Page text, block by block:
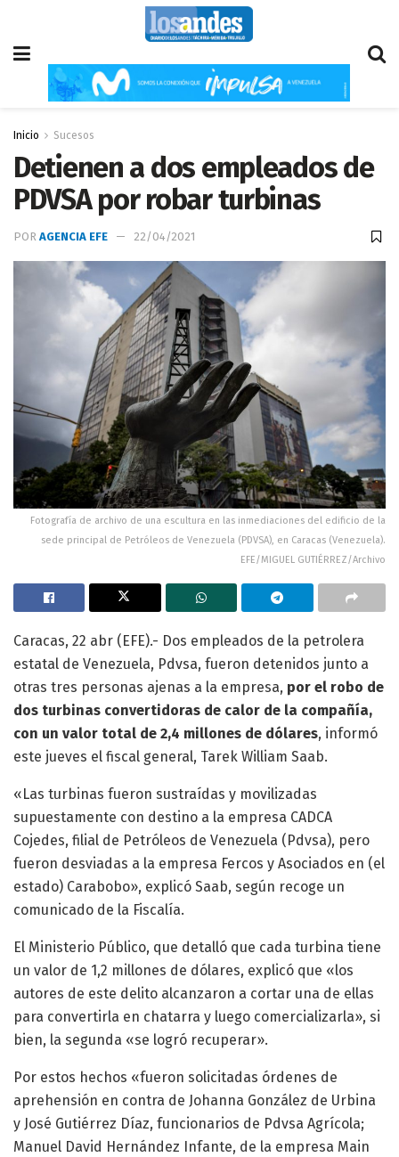
Inicio Sucesos
Detienen a dos empleados de
PDVSA por robar turbinas
POR AGENCIA EFE 22/04/2021
Fotografía de archivo de una escultura en las inmediaciones del edificio de la
sede principal de Petróleos de Venezuela (PDVSA), en Caracas (Venezuela).
EFE/MIGUEL GUTIÉRREZ/Archivo
Caracas, 22 abr (EFE).- Dos empleados de la petrolera
estatal de Venezuela, Pdvsa, fueron detenidos junto a
otras tres personas ajenas a la empresa, por el robo de
dos turbinas convertidoras de calor de la compañía,
con un valor total de 2,4 millones de dólares, informó
este jueves el fiscal general, Tarek William Saab.
«Las turbinas fueron sustraídas y movilizadas
supuestamente con destino a la empresa CADCA
Cojedes, filial de Petróleos de Venezuela (Pdvsa), pero
fueron desviadas a la empresa Fercos y Asociados en (el
estado) Carabobo», explicó Saab, según recoge un
comunicado de la Fiscalía.
El Ministerio Público, que detalló que cada turbina tiene
un valor de 1,2 millones de dólares, explicó que «los
autores de este delito alcanzaron a cortar una de ellas
para convertirla en chatarra y luego comercializarla», si
bien, la segunda «se logró recuperar».
Por estos hechos «fueron solicitadas órdenes de
aprehensión en contra de Johanna González de Urbina
y José Gutiérrez Díaz, funcionarios de Pdvsa Agrícola;
Manuel David Hernández Infante, de la empresa Main